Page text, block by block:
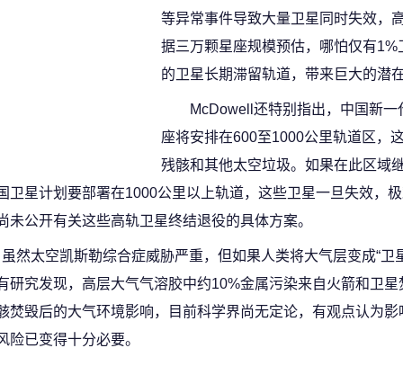
等异常事件导致大量卫星同时失效，
据三万颗星座规模预估，哪怕仅有
的卫星长期滞留轨道，带来巨大的潜在
McDowell还特别指出，中国新
座将安排在600至1000公里轨道区，
残骸和其他太空垃圾。如果在此区域
卫星计划要部署在1000公里以上轨道，这些卫星一旦失效，
未公开有关这些高轨卫星终结退役的具体方案。
然太空凯斯勒综合症威胁严重，但如果人类将大气层变成“卫
研究发现，高层大气气溶胶中约10%金属污染来自火箭和卫
焚毁后的大气环境影响，目前科学界尚无定论，有观点认为
险已变得十分必要。